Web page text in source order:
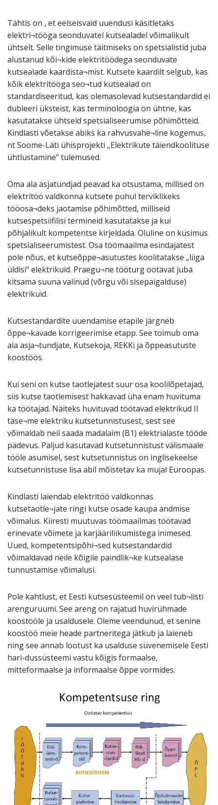
Tähtis on , et eelseisvaid uuendusi käsitletaks
elektri¬tööga seonduvatel kutsealadel võimalikult
ühtselt. Selle tingimuse täitmiseks on spetsialistid juba
alustanud kõi¬kide elektritöödega seonduvate
kutsealade kaardista¬mist. Kutsete kaardilt selgub, kas
kõik elektritööga seo¬tud kutsealad on
standardiseeritud, kas olemasolevad kutsestandardid ei
dubleeri üksteist, kas terminoloogia on ühtne, kas
kasutatakse ühtseid spetsialiseerumise põhimõtteid.
Kindlasti võetakse abiks ka rahvusvahe¬line kogemus,
nt Soome-Läti ühisprojekti „Elektrikute täiendkoolituse
ühtlustamine" tulemused.
Oma ala asjatundjad peavad ka otsustama, millised on
elektritöö valdkonna kutsete puhul terviklikeks
tööosa¬deks jaotamise põhimõtted, milliseid
kutsespetsiifilisi termineid kasutatakse ja kui
põhjalikult kompetentse kirjeldada. Oluline on küsimus
spetsialiseerumistest. Osa töömaailma esindajatest
pole nõus, et kutseõppe¬asutustes koolitatakse „liiga
üldisi" elektrikuid. Praegu¬ne tööturg ootavat juba
kitsama suuna valinud (võrgu või sisepaigalduse)
elektrikuid.
Kutsestandardite uuendamise etapile järgneb
õppe¬kavade korrigeerimise etapp. See toimub oma
ala asja¬tundjate, Kutsekoja, REKKi ja õppeasutuste
koostöös.
Kui seni on kutse taotlejatest suur osa koolilõpetajad,
siis kutse taotlemisest hakkavad üha enam huvituma
ka töötajad. Näiteks huvituvad töötavad elektrikud II
tase¬me elektriku kutsetunnistusest, sest see
võimaldab neil saada madalaim (B1) elektrialaste tööde
pädevus. Paljud kasutavad kutsetunnistust välismaale
tööle asumisel, sest kutsetunnistus on inglisekeelse
kutsetunnistuse lisa abil mõistetav ka mujal Euroopas.
Kindlasti laiendab elektritöö valdkonnas
kutsetaotle¬jate ringi kutse osade kaupa andmise
võimalus. Kiiresti muutuvas töömaailmas töötavad
erinevate võimete ja karjääriliikumistega inimesed.
Uued, kompetentsipõhi¬sed kutsestandardid
võimaldavad neile kõigile paindlik¬ke kutsealase
tunnustamise võimalusi.
Pole kahtlust, et Eesti kutsesüsteemil on veel tub¬listi
arenguruumi. See areng on rajatud huvirühmade
koostööle ja usaldusele. Oleme veendunud, et senine
koostöö meie heade partneritega jätkub ja laieneb
ning see annab lootust ka usalduse süvenemisele Eesti
hari-dussüsteemi vastu kõigis formaalse,
mitteformaalse ja informaalse õppe vormides.